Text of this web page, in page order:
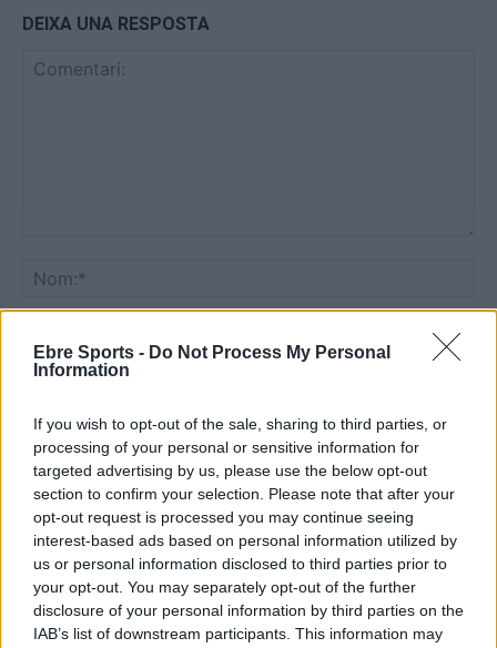
Ebre Sports - Do Not Process My Personal
Information
If you wish to opt-out of the sale, sharing to third parties, or
processing of your personal or sensitive information for
targeted advertising by us, please use the below opt-out
section to confirm your selection. Please note that after your
opt-out request is processed you may continue seeing
interest-based ads based on personal information utilized by
us or personal information disclosed to third parties prior to
your opt-out. You may separately opt-out of the further
disclosure of your personal information by third parties on the
IAB’s list of downstream participants. This information may
DEIXA UNA RESPOSTA
Deseu el meu nom, el correu electrònic i el lloc web en
aquest navegador per a la propera vegada que comenti.
Captcha 8 + 2 = ?
Please
enter
the